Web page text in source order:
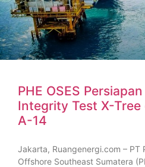
PHE OSES
Integrity Test X-Tree
A-14
Jakarta, Ruangenergi.com – PT
Offshore Southeast Sumatera